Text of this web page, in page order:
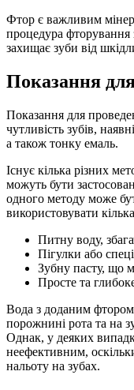
Фтор є важливим
процедура фторування
захищає зуби від
Показання
Показання для
чутливість зубів,
а також тонку емаль.
Існує кілька різних
можуть бути
одного методу може
використовувати
Питну воду,
Пігулки або
Зубну пасту, що
Просте та
Вода з доданим фтором
порожнині рота та на
Однак, у деяких
неефективним,
нальоту на зубах.